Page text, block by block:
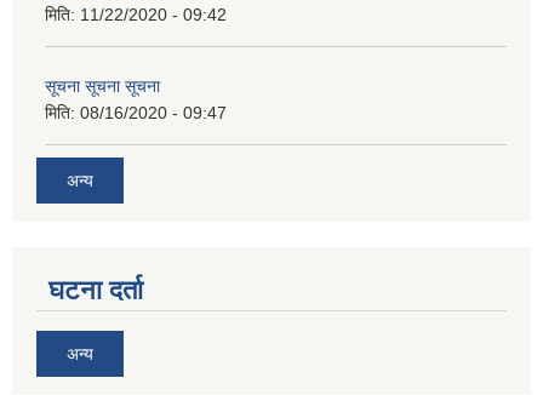
मिति: 11/22/2020 - 09:42
सूचना सूचना सूचना
मिति: 08/16/2020 - 09:47
अन्य
घटना दर्ता
अन्य